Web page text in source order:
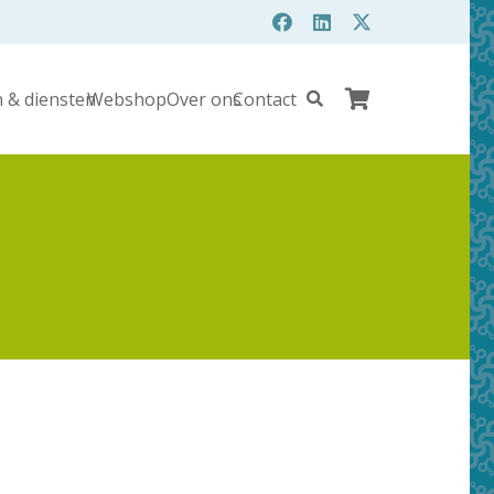
& dienstenWebshopOver onsContact